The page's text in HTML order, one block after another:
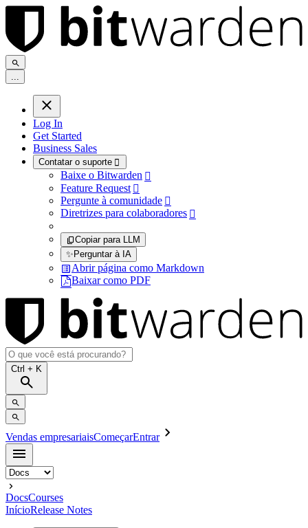
...
Log In
Get Started
Business Sales
Contatar o suporte 
Baixe o Bitwarden 
Feature Request 
Pergunte à comunidade 
Diretrizes para colaboradores 
Copiar para LLM
✨Perguntar à IA
Abrir página como Markdown
Baixar como PDF
Ctrl + K
Vendas empresariaisComeçarEntrar
DocsCourses
InícioRelease Notes